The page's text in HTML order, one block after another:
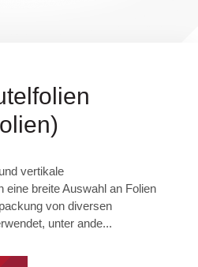
vertikale
eine breite Auswahl an Folien
von diversen
unter ande...